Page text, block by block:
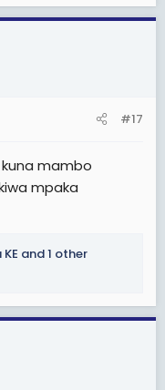
#17
mambo
mpaka
and 1 other